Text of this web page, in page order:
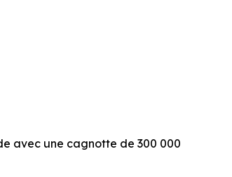
avec une cagnotte de 300 000